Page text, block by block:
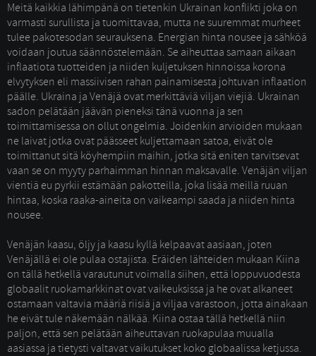
Meitä kaikkia lähimpänä on tietenkin Ukrainan konflikti joka on
varmasti surullista ja tuomittavaa, mutta ne suuremmat murheet
tulee pakotesodan seurauksena. Energian hinta nousee ja sähköä
voidaan joutua säännöstelemään. Se aiheuttaa samaan aikaan
inflaatiota tuotteiden ja niiden kuljetuksen hinnoissa korona
elvytyksen eli massiivisen rahan painamisesta johtuvan inflaation
päälle. Ukraina ja Venäjä ovat merkittäviä viljan viejiä. Ukrainan
sadon pelätään jäävän pieneksi tänä vuonna ja sen
toimittamisessa on ollut ongelmia. Joidenkin arvioiden mukaan
ne laivat jotka ovat päässeet kuljettamaan satoa, eivät ole
toimittanut sitä köyhempiin maihin, jotka sitä eniten tarvitsevat
vaan se on myyty parhaimman hinnan maksavalle. Venäjän viljan
vientiä eu pyrkii estämään pakotteilla, joka lisää meillä ruuan
hintaa, koska raaka-aineita on vaikeampi saada ja niiden hinta
nousee.
Venäjän kaasu, öljy ja kaasu kyllä kelpaavat aasiaan, joten
Venäjällä ei ole pulaa ostajista. Eräiden lähteiden mukaan Kiina
on tällä hetkellä varautunut voimalla siihen, että loppuvuodesta
globaalit ruokamarkkinat ovat vaikeuksissa ja he ovat alkaneet
ostamaan valtavia määriä riisiä ja viljaa varastoon, jotta ainakaan
he eivät tule näkemään nälkää. Kiina ostaa tällä hetkellä niin
paljon, että sen pelätään aiheuttavan ruokapulaa muualla
aasiassa ja tietysti valtavat vaikutukset koko globaalissa ketjussa.